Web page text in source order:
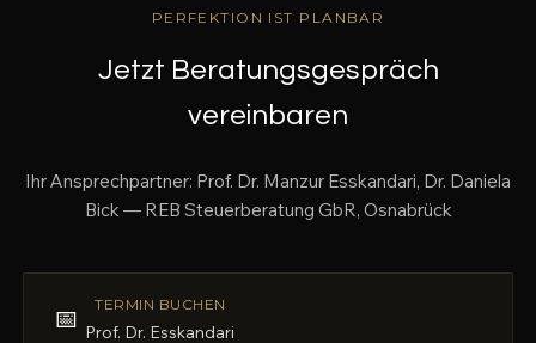
PERFEKTION IST PLANBAR
Jetzt Beratungsgespräch
vereinbaren
Ihr Ansprechpartner: Prof. Dr. Manzur Esskandari, Dr. Daniela
Bick — REB Steuerberatung GbR, Osnabrück
📅 TERMIN BUCHEN
Prof. Dr. Esskandari